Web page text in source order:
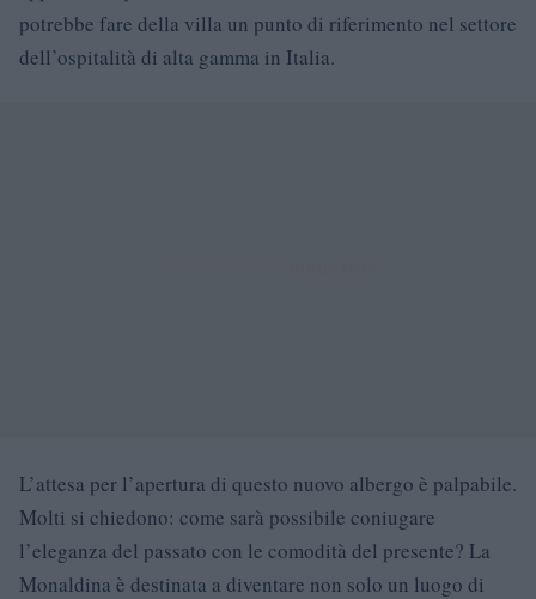
potrebbe fare della villa un punto di riferimento nel settore
dell’ospitalità di alta gamma in Italia.
L’attesa per l’apertura di questo nuovo albergo è palpabile.
Molti si chiedono: come sarà possibile coniugare
l’eleganza del passato con le comodità del presente? La
Monaldina è destinata a diventare non solo un luogo di